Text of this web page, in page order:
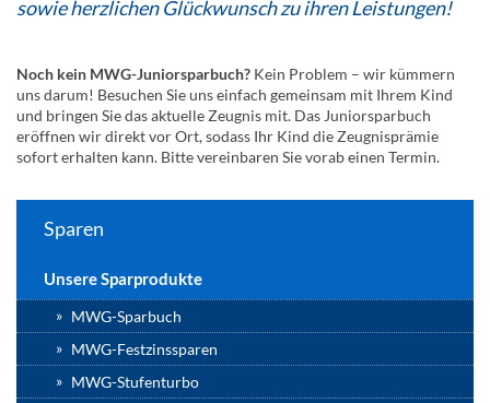
sowie herzlichen Glückwunsch zu ihren Leistungen!
Noch kein MWG-Juniorsparbuch? Kein Problem – wir kümmern
uns darum! Besuchen Sie uns einfach gemeinsam mit Ihrem Kind
und bringen Sie das aktuelle Zeugnis mit. Das Juniorsparbuch
eröffnen wir direkt vor Ort, sodass Ihr Kind die Zeugnisprämie
sofort erhalten kann. Bitte vereinbaren Sie vorab einen Termin.
Sparen
Unsere Sparprodukte
MWG-Sparbuch
MWG-Festzinssparen
MWG-Stufenturbo